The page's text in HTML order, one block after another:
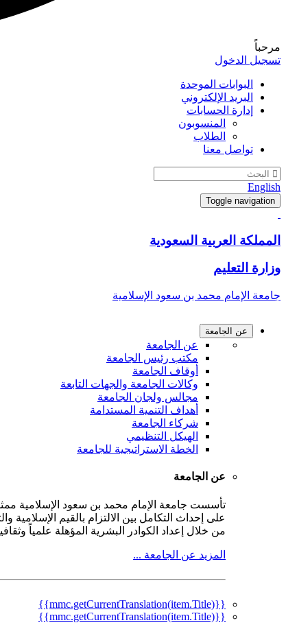
مرحباً
تسجيل الدخول
البوابات الموحدة
البريد الإلكتروني
إدارة الحسابات
المنسوبون
الطلاب
تواصل معنا
English
Toggle navigation
المملكة العربية السعودية
وزارة التعليم
جامعة الإمام محمد بن سعود الإسلامية
عن الجامعة
عن الجامعة
مكتب رئيس الجامعة
أوقاف الجامعة
وكالات الجامعة والجهات التابعة
مجالس ولجان الجامعة
أهداف التنمية المستدامة
شركاء الجامعة
الهيكل التنظيمي
الخطة الاستراتيجية للجامعة
عن الجامعة
على إحداث التكامل بين الالتزام بالقيم
من خلال إعداد الكوادر البشرية المؤهلة علمياً
المزيد عن الجامعة ...
{{mmc.getCurrentTranslation(item.Title)}}
{{mmc.getCurrentTranslation(item.Title)}}